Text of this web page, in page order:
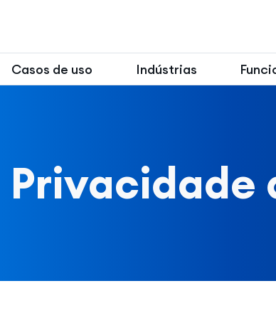
Casos de uso Indústrias
Privacidade